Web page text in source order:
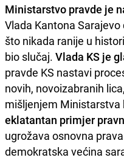
Ministarstvo pravde je
Vlada Kantona
što nikada ranije u
bio slučaj. Vlada KS je
pravde KS nastavi
novih, novoizabranih
mišljenjem Ministarstva
eklatantan primjer
ugrožava osnovna
demokratska većina